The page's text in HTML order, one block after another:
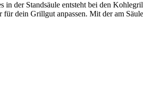
der Standsäule entsteht bei den
dein Grillgut anpassen. Mit der am